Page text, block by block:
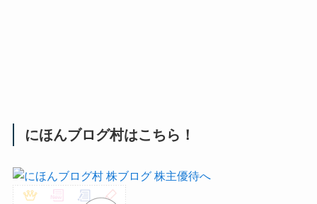
にほんブログ村はこちら！